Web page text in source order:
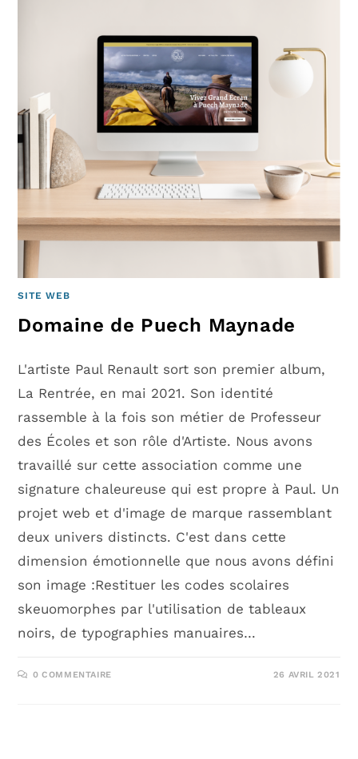
SITE WEB
Domaine de Puech Maynade
L'artiste Paul Renault sort son premier album,
La Rentrée, en mai 2021. Son identité
rassemble à la fois son métier de Professeur
des Écoles et son rôle d'Artiste. Nous avons
travaillé sur cette association comme une
signature chaleureuse qui est propre à Paul. Un
projet web et d'image de marque rassemblant
deux univers distincts. C'est dans cette
dimension émotionnelle que nous avons défini
son image :Restituer les codes scolaires
skeuomorphes par l'utilisation de tableaux
noirs, de typographies manuaires…
0 COMMENTAIRE 26 AVRIL 2021